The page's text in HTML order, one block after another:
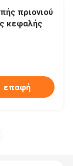
πριονιού
κεφαλής
επαφή